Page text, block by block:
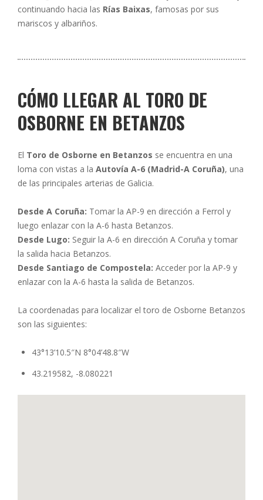
continuando hacia las Rías Baixas, famosas por sus
mariscos y albariños.
CÓMO LLEGAR AL TORO DE
OSBORNE EN BETANZOS
El Toro de Osborne en Betanzos se encuentra en una
loma con vistas a la Autovía A-6 (Madrid-A Coruña), una
de las principales arterias de Galicia.
Desde A Coruña: Tomar la AP-9 en dirección a Ferrol y
luego enlazar con la A-6 hasta Betanzos.
Desde Lugo: Seguir la A-6 en dirección A Coruña y tomar
la salida hacia Betanzos.
Desde Santiago de Compostela: Acceder por la AP-9 y
enlazar con la A-6 hasta la salida de Betanzos.
La coordenadas para localizar el toro de Osborne Betanzos
son las siguientes:
43°13’10.5″N 8°04’48.8″W
43.219582, -8.080221